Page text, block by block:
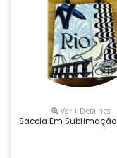
Ver + Detalhes
Sacola Em Sublimação